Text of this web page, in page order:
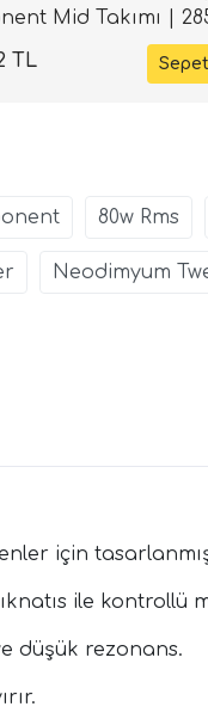
Mid Takımı |
TL
80w Rms
Neodimyum
için
ile kontrollü
düşük rezonans.